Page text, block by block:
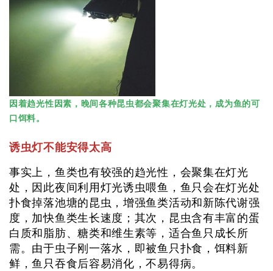
因着趋光性因素，晚间各种昆虫都会聚集在灯光处，成为鱼的可
口饵料。
诱虫灯不能安得太高
事实上，鱼类也有较强的趋光性，会聚集在灯光
处，因此夜间利用灯光诱虫喂鱼，鱼只会在灯光处
扑食掉落池塘的昆虫，增强鱼类活动和新陈代谢强
度，加快鱼类生长速度；其次，昆虫含有丰富的蛋
白质和脂肪、糖类和维生素等，适合鱼只成长所
需。由于虫子刚一落水，即被鱼只扑食，饵料新
鲜，鱼只吞食后容易消化，不易得病。